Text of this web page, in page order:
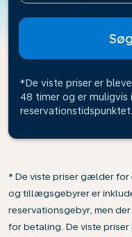
*De viste priser er
48 timer og er
reservationstidspunktet.
* De viste priser gælder for
og tillægsgebyrer er
reservationsgebyr, men
for betaling. De viste